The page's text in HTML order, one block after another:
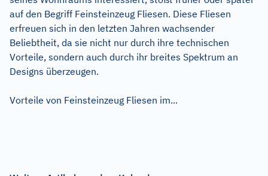
auf den Begriff Feinsteinzeug Fliesen. Diese Fliesen
erfreuen sich in den letzten Jahren wachsender
Beliebtheit, da sie nicht nur durch ihre technischen
Vorteile, sondern auch durch ihr breites Spektrum an
Designs überzeugen.
Vorteile von Feinsteinzeug Fliesen im...